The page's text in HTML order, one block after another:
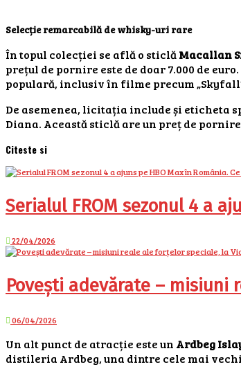
Selecție remarcabilă de whisky-uri rare
În topul colecției se află o sticlăMacallan
prețul de pornire este de doar 7.000 de
populară, inclusiv în filme precum „Skyfall”
De asemenea, licitația include și eticheta
Diana. Această sticlă are un preț de
Citeste si
Serialul FROM sezonul 4 a
22/04/2026
Povești adevărate – misiuni
06/04/2026
Un alt punct de atracție este un Ardbeg
distileria Ardbeg, una dintre cele mai